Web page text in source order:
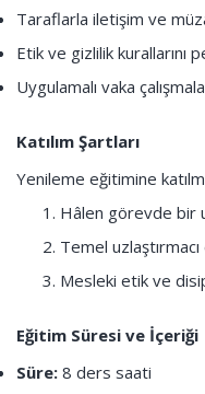
Taraflarla iletişim ve
Etik ve gizlilik kurallarını
Uygulamalı vaka
Katılım Şartları
Yenileme eğitimine
Hâlen görevde bir
Temel
Mesleki etik ve
Eğitim Süresi ve İçeriği
Süre: 8 ders saati